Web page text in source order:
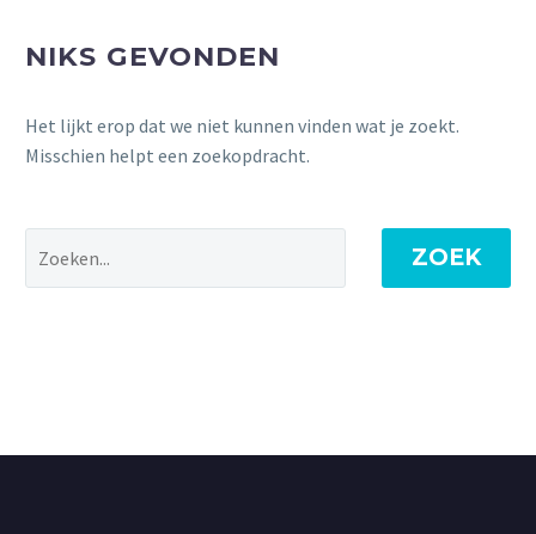
NIKS GEVONDEN
Het lijkt erop dat we niet kunnen vinden wat je zoekt.
Misschien helpt een zoekopdracht.
ZOEK